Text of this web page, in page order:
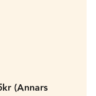
(Annars